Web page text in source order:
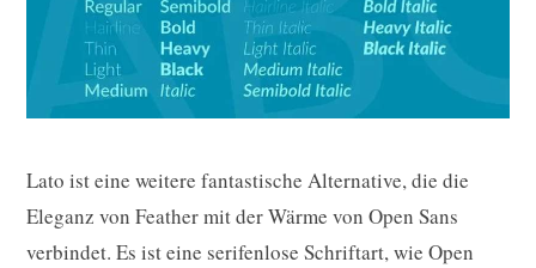
Lato ist eine weitere fantastische Alternative, die die
Eleganz von Feather mit der Wärme von Open Sans
verbindet. Es ist eine serifenlose Schriftart, wie Open